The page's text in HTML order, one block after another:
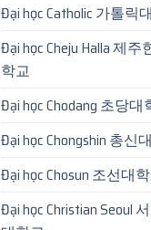
Đại học Catholic 가톨릭
Đại học Cheju Halla 제주
학교
Đại học Chodang 초당대
Đại học Chongshin 총신
Đại học Chosun 조선대
Đại học Christian Seoul